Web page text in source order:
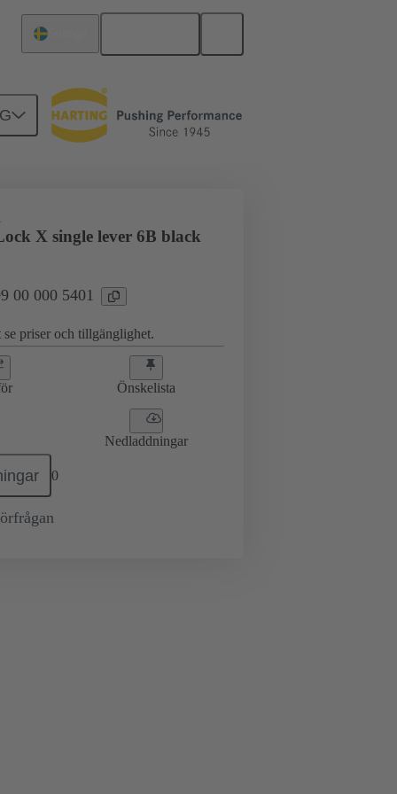
09 00 000 5401
X single lever 6B black
00 000 5401
priser och tillgänglighet.
Önskelista
Nedladdningar
0